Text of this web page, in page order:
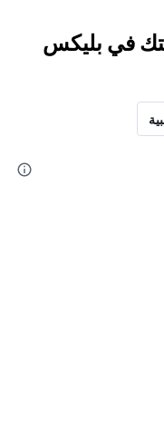
في بليكس